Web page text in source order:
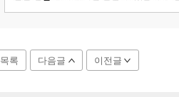
목록 다음글 이전글